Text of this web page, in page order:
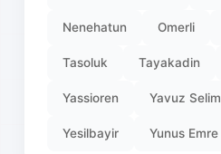
Nenehatun Omerli
Tasoluk Tayakadin
Yassioren Yavuz Selim
Yesilbayir Yunus Emre